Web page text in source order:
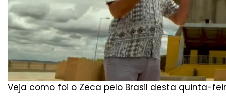
Veja como foi o Zeca pelo Brasil desta quinta-